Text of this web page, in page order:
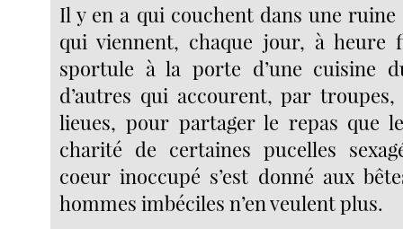
Il y en a qui couchent dans une ruine
qui viennent, chaque jour, à heure
sportule à la porte d’une cuisine
d’autres qui accourent, par
lieues, pour partager le repas que
charité de certaines pucelles
coeur inoccupé s’est donné aux
hommes imbéciles n’en veulent plus.